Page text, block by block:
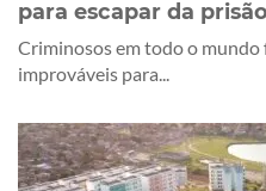
para escapar da prisão
Criminosos em todo o
improváveis para...